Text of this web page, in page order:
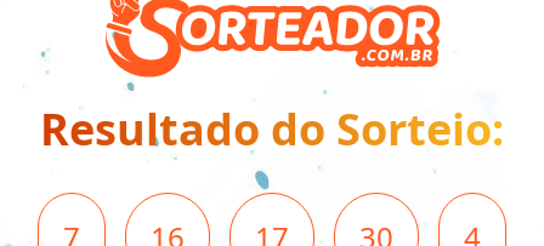
Resultado do Sorteio:
7 16 17 30 4